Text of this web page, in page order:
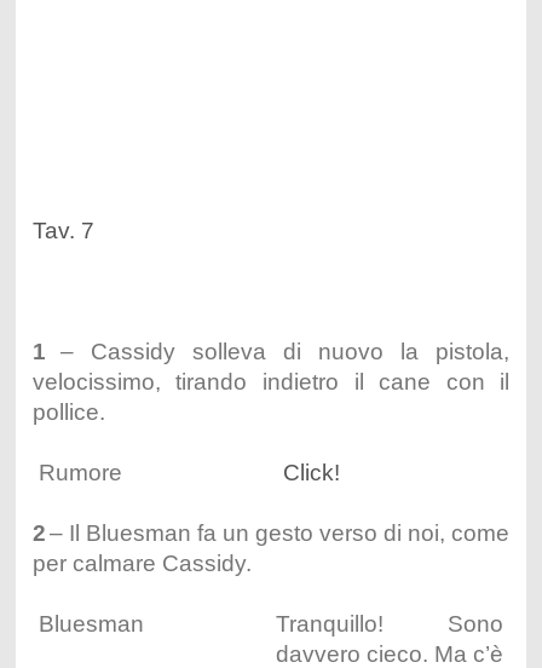
Tav. 7
1
– Cassidy solleva di nuovo la pistola,
velocissimo, tirando indietro il cane con il
pollice.
Rumore Click!
2– Il Bluesman fa un gesto verso di noi, come
per calmare Cassidy.
Bluesman
Tranquillo! Sono
davvero cieco. Ma c’è